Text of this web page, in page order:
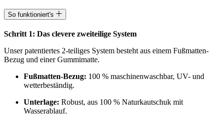
So funktioniert's
Schritt 1: Das clevere zweiteilige System
Unser patentiertes 2-teiliges System besteht aus einem Fußmatten-
Bezug und einer Gummimatte.
Fußmatten-Bezug: 100 % maschinenwaschbar, UV- und
wetterbeständig.
Unterlage: Robust, aus 100 % Naturkautschuk mit
Wasserablauf.